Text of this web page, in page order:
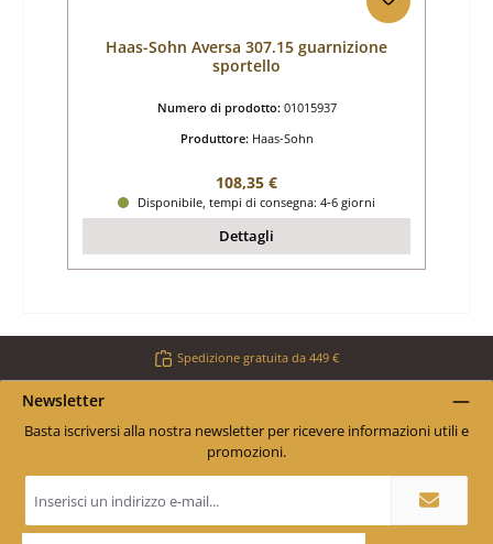
Haas-Sohn Aversa 307.15 guarnizione
sportello
Numero di prodotto: 01015937
Produttore: Haas-Sohn
Prezzo normale:
108,35 €
Disponibile, tempi di consegna: 4-6 giorni
Dettagli
Spedizione gratuita da 449 €
Newsletter
Basta iscriversi alla nostra newsletter per ricevere informazioni utili e
promozioni.
e-
mail
*